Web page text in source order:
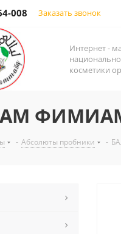
008 Заказать звонок
Интернет -
косметики
- Абсолюты пробники -